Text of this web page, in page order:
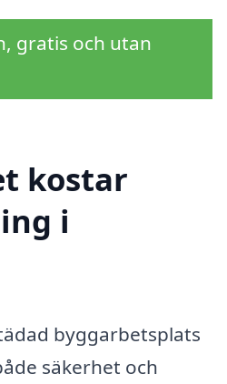
gratis och utan
kostar
i
byggarbetsplats
säkerhet och